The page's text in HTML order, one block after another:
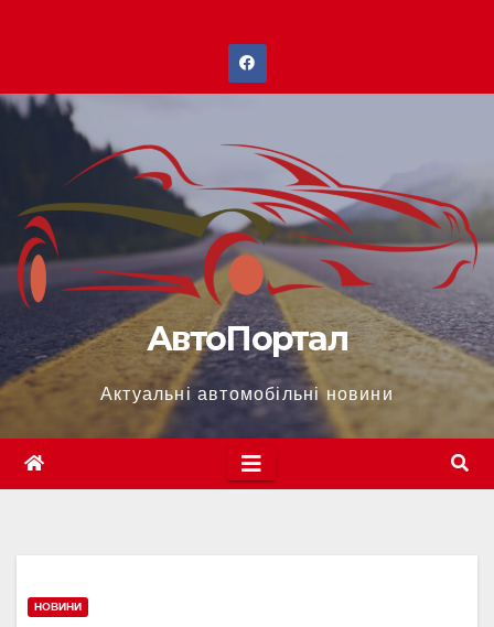
АвтоПортал
Актуальні автомобільні новини
НОВИНИ